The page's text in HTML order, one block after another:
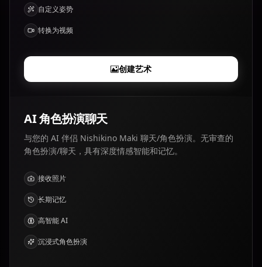
自定义姿势
转换为视频
创建艺术
AI 角色扮演聊天
与您的 AI 伴侣 Nishikino Maki 聊天/角色扮演。无审查的
角色扮演/聊天，具有深度情感智能和记忆。
接收照片
长期记忆
高智能 AI
沉浸式角色扮演